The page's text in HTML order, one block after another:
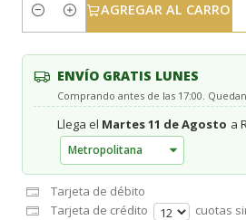
Cantidad
AGREGAR AL CARRO
ENVÍO GRATIS LUNES
Comprando antes de las 17:00. Quedan
Llega el Martes 11 de Agosto a
Tarjeta de débito
Tarjeta de crédito
cuotas